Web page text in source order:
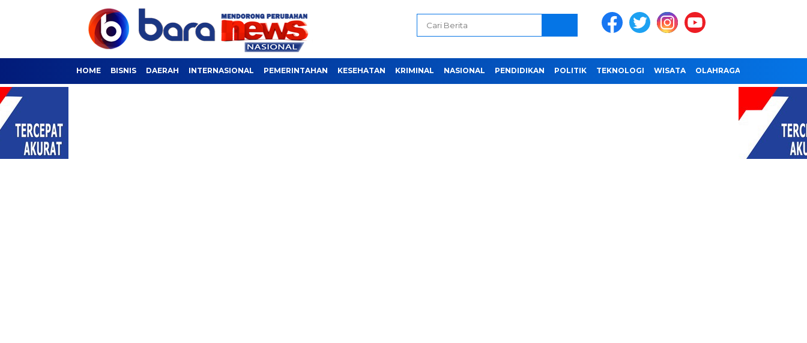
HOME BISNIS DAERAH INTERNASIONAL PEMERINTAHAN KESEHATAN KRIMINAL NASIONAL PENDIDIKAN POLITIK TEKNOLOGI WISATA OLAHRAGA